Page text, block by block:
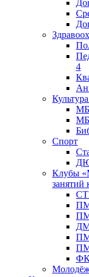
4
Спорт
Клубы
занятий
ФК